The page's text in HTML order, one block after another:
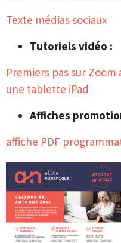
Texte médias sociaux
Tutoriels vidéo :
Premiers pas sur
une tablette iPad
Affiches
affiche PDF